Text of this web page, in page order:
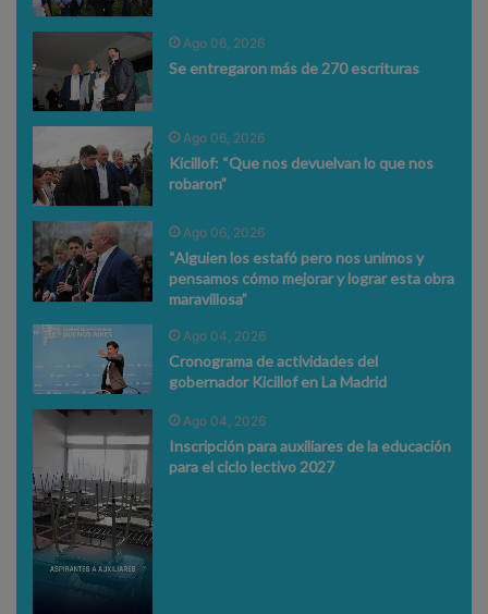
Ago 06, 2026
Se entregaron más de 270 escrituras
Ago 06, 2026
Kicillof: “Que nos devuelvan lo que nos
robaron”
Ago 06, 2026
“Alguien los estafó pero nos unimos y
pensamos cómo mejorar y lograr esta obra
maravillosa”
Ago 04, 2026
Cronograma de actividades del
gobernador Kicillof en La Madrid
Ago 04, 2026
Inscripción para auxiliares de la educación
para el ciclo lectivo 2027